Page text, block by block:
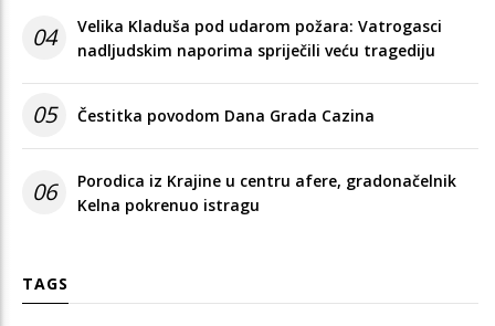
04
Velika Kladuša pod udarom požara: Vatrogasci
nadljudskim naporima spriječili veću tragediju
05 Čestitka povodom Dana Grada Cazina
06
Porodica iz Krajine u centru afere, gradonačelnik
Kelna pokrenuo istragu
TAGS